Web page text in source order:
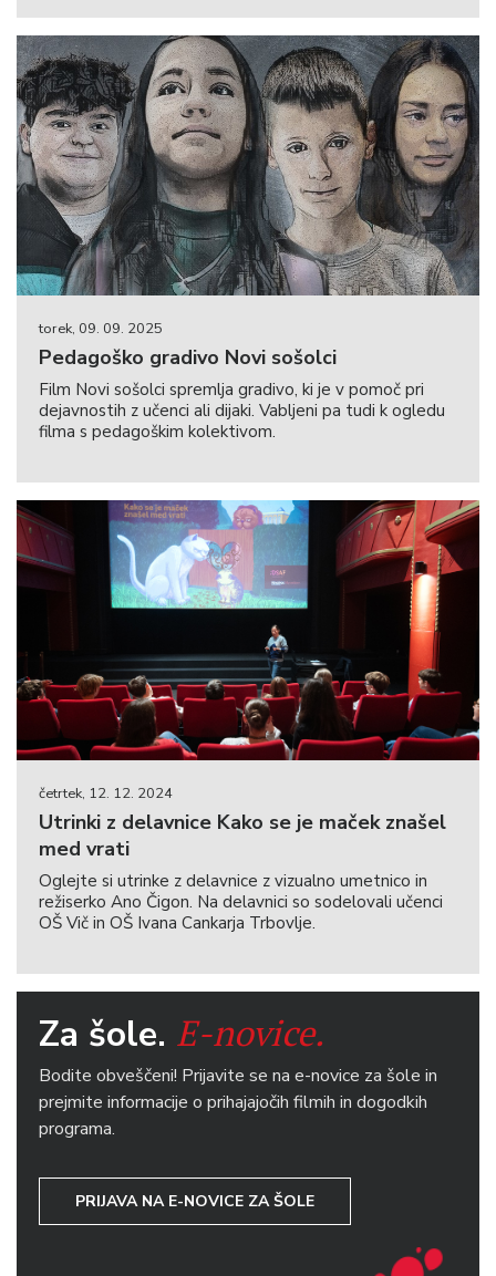
torek, 09. 09. 2025
Pedagoško gradivo Novi sošolci
Film Novi sošolci spremlja gradivo, ki je v pomoč pri
dejavnostih z učenci ali dijaki. Vabljeni pa tudi k ogledu
filma s pedagoškim kolektivom.
četrtek, 12. 12. 2024
Utrinki z delavnice Kako se je maček znašel
med vrati
Oglejte si utrinke z delavnice z vizualno umetnico in
režiserko Ano Čigon. Na delavnici so sodelovali učenci
OŠ Vič in OŠ Ivana Cankarja Trbovlje.
Za šole. E-novice.
Bodite obveščeni! Prijavite se na e-novice za šole in
prejmite informacije o prihajajočih filmih in dogodkih
programa.
PRIJAVA NA E-NOVICE ZA ŠOLE